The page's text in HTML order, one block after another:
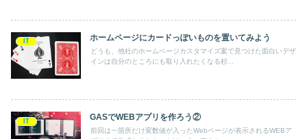
IT ホームページにカードっぽいものを置いてみよう
どうも、他社のホームページカスタマイズ案で見つけた面白いデザ
インは自分のところにも取り入れたくなる杉...
IT GASでWEBアプリを作ろう②
前回は一箇所だけ変数値が入ったWebページが表示されるWEBア